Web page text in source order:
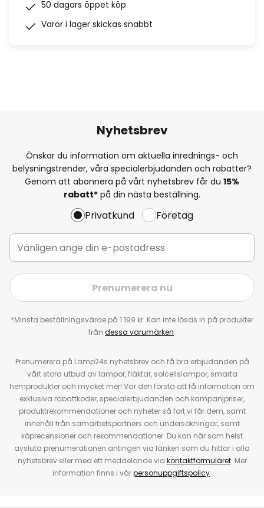
50 dagars öppet köp
Varor i lager skickas snabbt
Nyhetsbrev
Önskar du information om aktuella inrednings- och
belysningstrender, våra specialerbjudanden och rabatter?
Genom att abonnera på vårt nyhetsbrev får du 15%
rabatt* på din nästa beställning.
Privatkund Företag
Prenumerera nu
*Minsta beställningsvärde på 1 199 kr. Kan inte lösas in på produkter
från dessa varumärken.
Prenumerera på Lamp24s nyhetsbrev och få bra erbjudanden på
vårt stora utbud av lampor, fläktar, solcellslampor, smarta
hemprodukter och mycket mer! Var den första att få information om
exklusiva rabattkoder, specialerbjudanden och kampanjpriser,
produktrekommendationer och nyheter så fort vi får dem, samt
innehåll från samarbetspartners och undersökningar, samt
köprecensioner och rekommendationer. Du kan när som helst
avsluta prenumerationen antingen via länken som du hittar i alla
nyhetsbrev eller med ett meddelande via kontaktformuläret. Mer
information finns i vårpersonuppgiftspolicy.